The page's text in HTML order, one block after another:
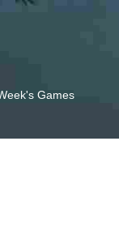
Games